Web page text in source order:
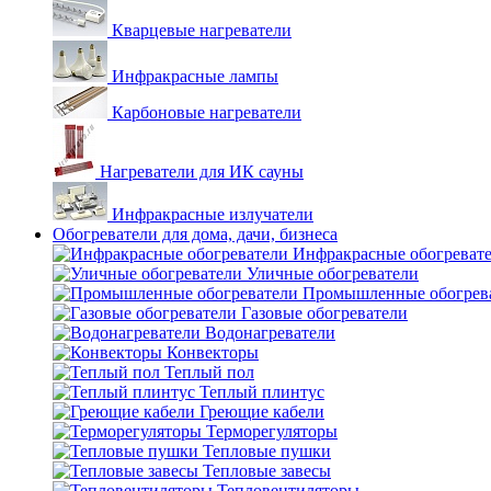
Кварцевые нагреватели
Инфракрасные лампы
Карбоновые нагреватели
Нагреватели для ИК сауны
Инфракрасные излучатели
Обогреватели для дома, дачи, бизнеса
Инфракрасные
Уличные обогреватели
Промышленные
Газовые обогреватели
Водонагреватели
Конвекторы
Теплый пол
Теплый плинтус
Греющие кабели
Терморегуляторы
Тепловые пушки
Тепловые завесы